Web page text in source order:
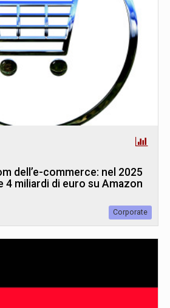
dell’e-commerce: nel 2025
4 miliardi di euro su Amazon
Corporate